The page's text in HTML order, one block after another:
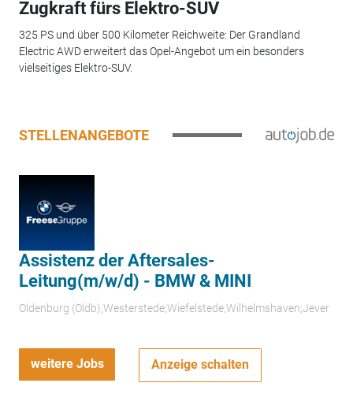
Zugkraft fürs Elektro-SUV
325 PS und über 500 Kilometer Reichweite: Der Grandland
Electric AWD erweitert das Opel-Angebot um ein besonders
vielseitiges Elektro-SUV.
STELLENANGEBOTE
Assistenz der Aftersales-
Leitung(m/w/d) - BMW & MINI
Oldenburg (Oldb);Westerstede;Wiefelstede;Wilhelmshaven;Jever
weitere Jobs Anzeige schalten